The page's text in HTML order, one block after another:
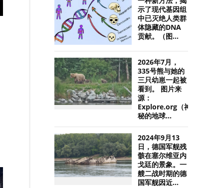
示了现代基因组
中已灭绝人类群
体隐藏的DNA
贡献。（图...
2026年7月，
335号熊与她的
三只幼崽一起被
看到。 图片来
源：
Explore.org（神
秘的地球...
2024年9月13
日，德国军舰残
骸在塞尔维亚内
戈廷的景象。一
艘二战时期的德
国军舰因近...